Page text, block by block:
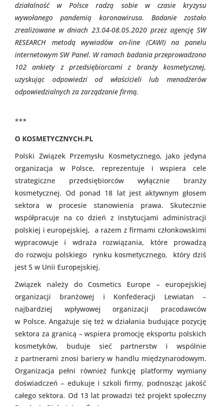
działalność w Polsce radzą sobie w czasie kryzysu
wywołanego pandemią koronawirusa. Badanie zostało
zrealizowane w dniach 23.04-08.05.2020 przez agencję SW
RESEARCH metodą wywiadów on-line (CAWI) na panelu
internetowym SW Panel. W ramach badania przeprowadzono
102 ankiety z przedsiębiorcami z branży kosmetycznej,
uzyskując odpowiedzi od właścicieli lub menadżerów
odpowiedzialnych za zarządzanie firmą.
***
O KOSMETYCZNYCH.PL
Polski Związek Przemysłu Kosmetycznego, jako jedyna
organizacja w Polsce, reprezentuje i wspiera cele
strategiczne przedsiębiorców wyłącznie branży
kosmetycznej. Od ponad 18 lat jest aktywnym głosem
sektora w procesie stanowienia prawa. Skutecznie
współpracuje na co dzień z instytucjami administracji
polskiej i europejskiej, a razem z firmami członkowskimi
wypracowuje i wdraża rozwiązania, które prowadzą
do rozwoju polskiego rynku kosmetycznego, który dziś
jest 5 w Unii Europejskiej.
Związek należy do Cosmetics Europe – europejskiej
organizacji branżowej i Konfederacji Lewiatan –
najbardziej wpływowej organizacji pracodawców
w Polsce. Angażuje się też w działania budujące pozycję
sektora za granicą – wspiera promocję eksportu polskich
kosmetyków, buduje sieć partnerstw i wspólnie
z partnerami znosi bariery w handlu międzynarodowym.
Organizacja pełni również funkcję platformy wymiany
doświadczeń – edukuje i szkoli firmy, podnosząc jakość
całego sektora. Od 13 lat prowadzi też projekt społeczny